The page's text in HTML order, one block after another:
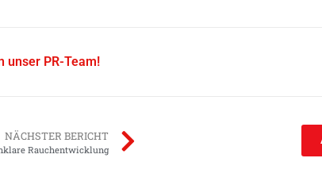
unser PR-Team!
NÄCHSTER BERICHT
Rauchentwicklung